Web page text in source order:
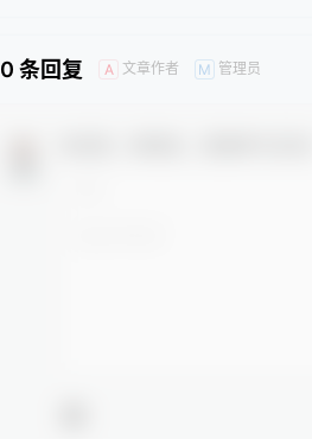
0 条回复 A 文章作者 M 管理员